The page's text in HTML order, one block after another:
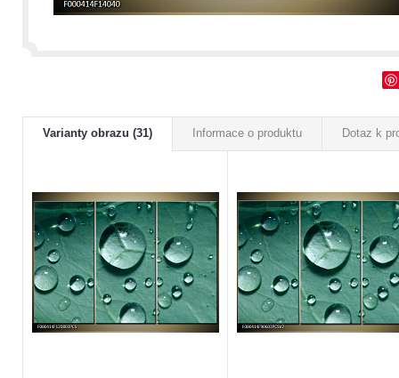
Varianty obrazu (31) Informace o produktu Dotaz k